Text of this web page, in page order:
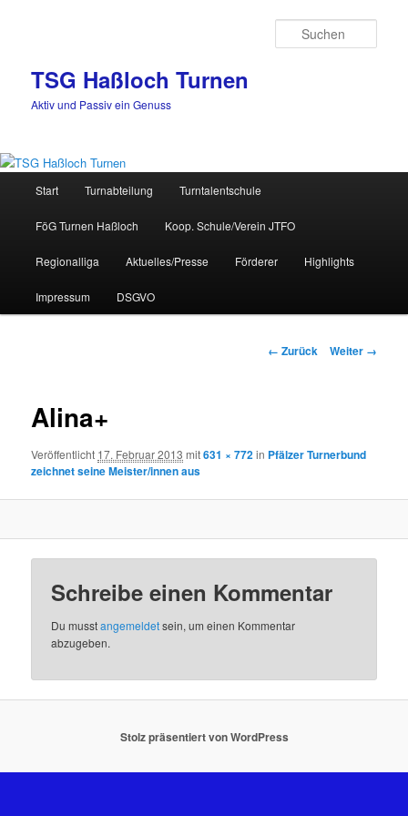
TSG Haßloch Turnen
Aktiv und Passiv ein Genuss
Start Turnabteilung Turntalentschule
FöG Turnen Haßloch Koop. Schule/Verein JTFO
Regionalliga Aktuelles/Presse Förderer Highlights
Impressum DSGVO
Bilder-
← Zurück Weiter →
Alina+
Veröffentlicht 17. Februar 2013 mit631 × 772in Pfälzer Turnerbund
zeichnet seine Meister/innen aus
Schreibe einen Kommentar
Du musstangemeldetsein, um einen Kommentar
abzugeben.
Stolz präsentiert von WordPress